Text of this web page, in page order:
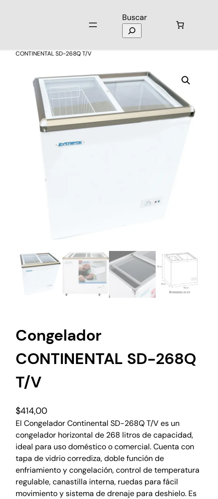
Buscar
CONTINENTAL SD-268Q T/V
Congelador
CONTINENTAL SD-268Q
T/V
$414,00
El Congelador Continental SD-268Q T/V es un
congelador horizontal de 268 litros de capacidad,
ideal para uso doméstico o comercial. Cuenta con
tapa de vidrio corrediza, doble función de
enfriamiento y congelación, control de temperatura
regulable, canastilla interna, ruedas para fácil
movimiento y sistema de drenaje para deshielo. Es